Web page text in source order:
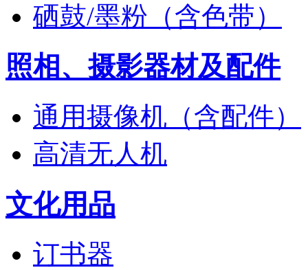
硒鼓/墨粉（含色带）
照相、摄影器材及配件
通用摄像机（含配件）
高清无人机
文化用品
订书器